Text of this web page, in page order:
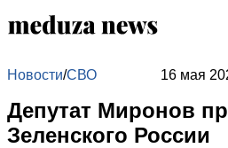
Новости/СВО 16 мая
Депутат Миронов
Зеленского России